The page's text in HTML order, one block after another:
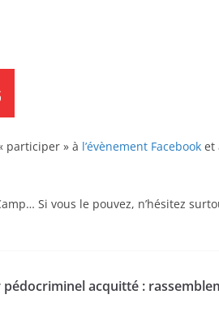
participer » à l’évènement Facebook et
Si vous le pouvez, n’hésitez
pédocriminel acquitté :